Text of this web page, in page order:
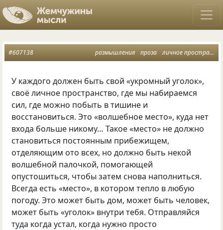
размышления проза личное пространство
#607138
У каждого должен быть свой «укромный уголок»,
своё личное пространство, где мы набираемся
сил, где можно побыть в тишине и
восстановиться. Это «волшебное место», куда нет
входа больше никому… Такое«место» не должно
становиться постоянным прибежищем,
отделяющим ото всех, но должно быть некой
волшебной палочкой, помогающей
опустошиться, чтобы затем снова наполниться.
Всегда есть «место», в котором тепло в любую
погоду. Это может быть дом, может быть человек,
может быть «уголок» внутри тебя. Отправляйся
туда когда устал, когда нужно просто